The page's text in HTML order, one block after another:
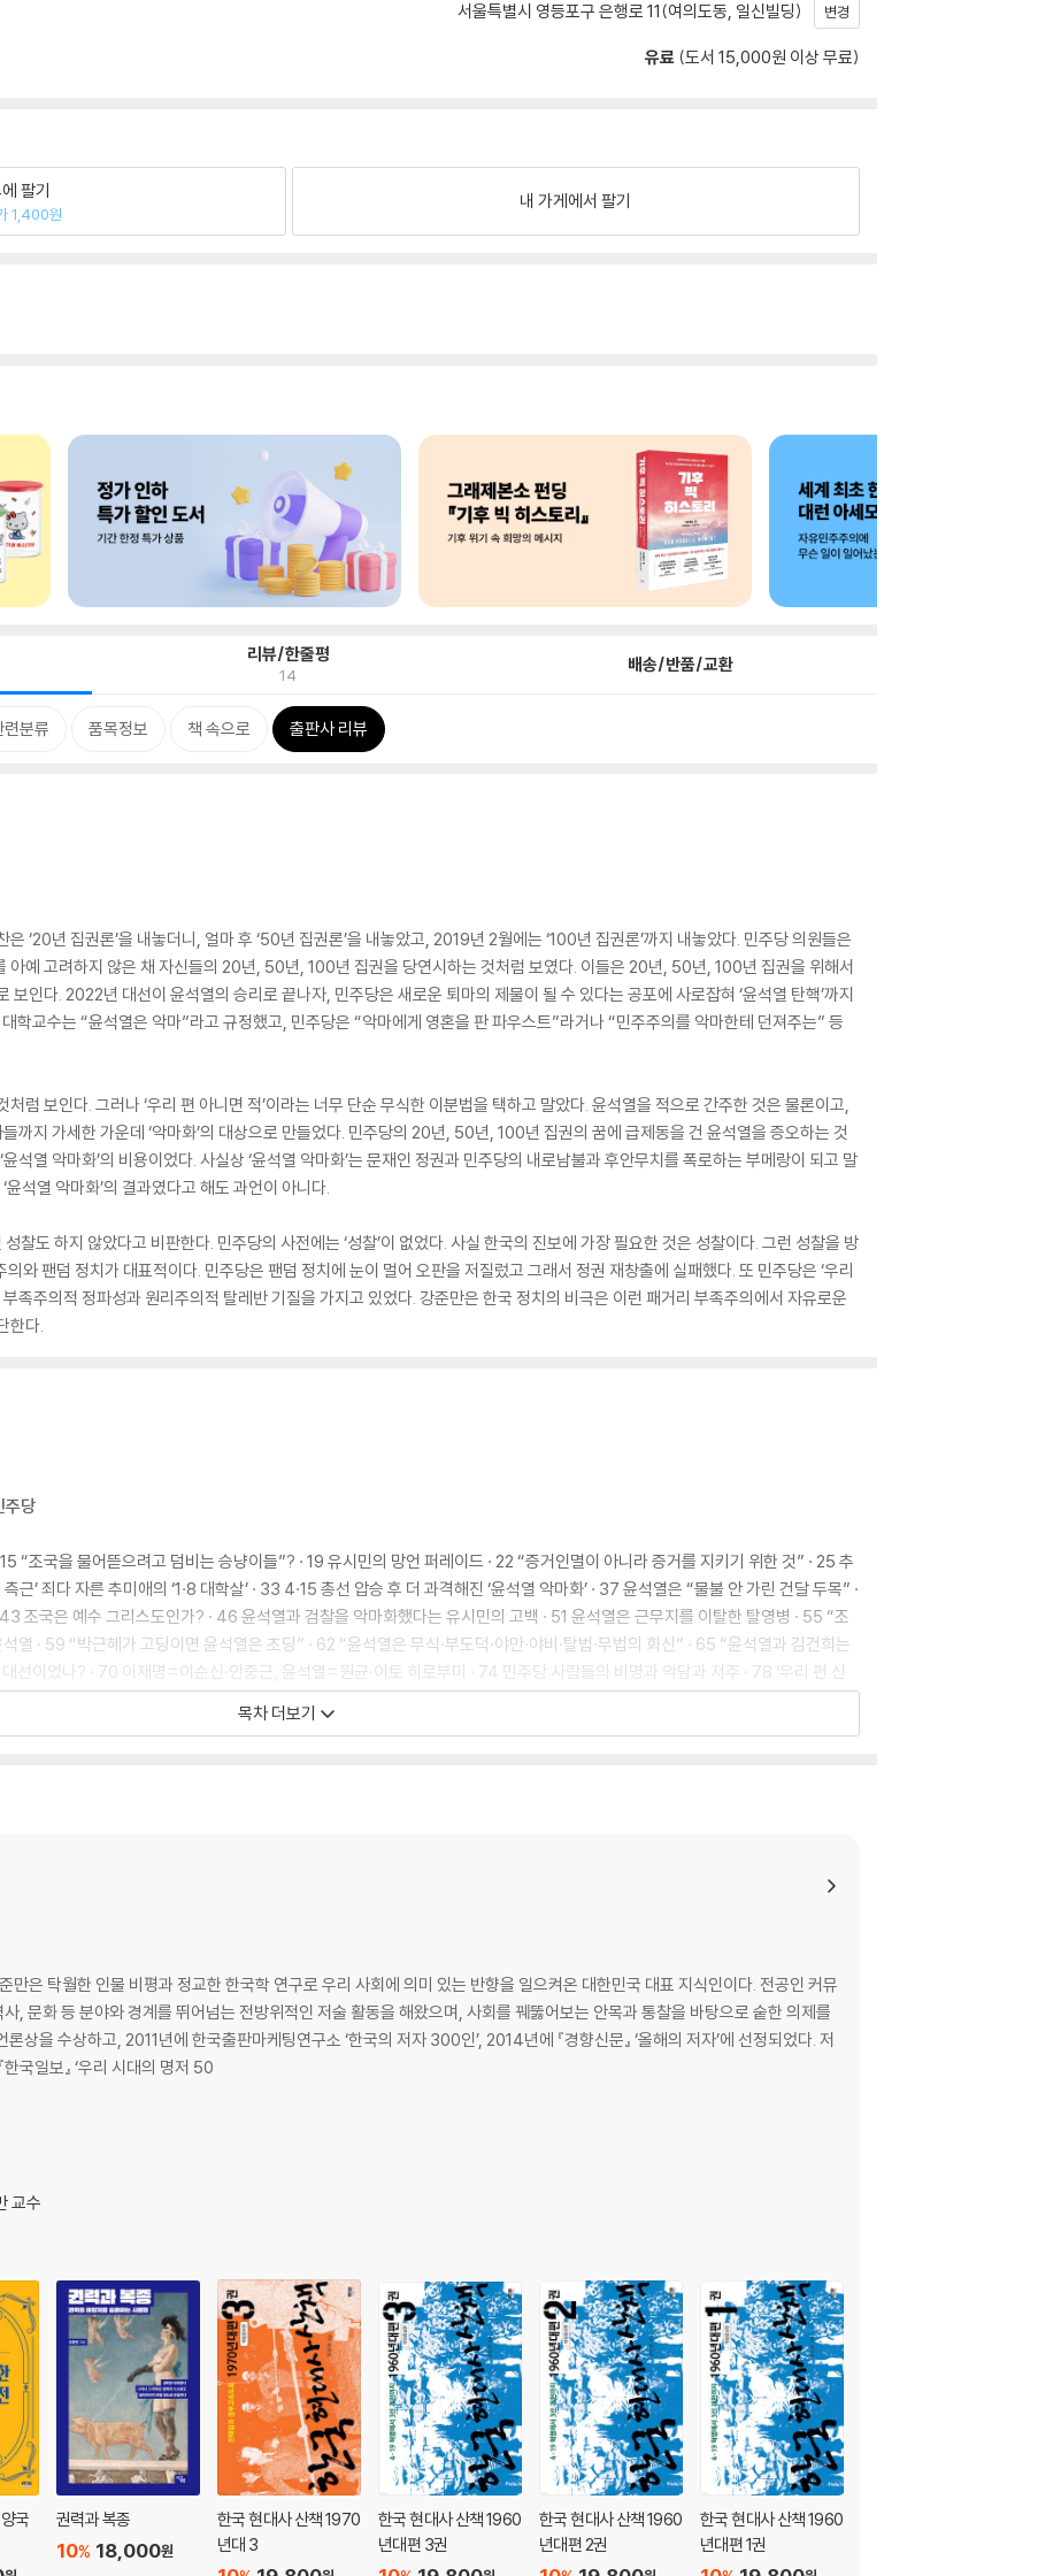
서울특별시 영등포구 은행로 11(여의도동, 일신빌딩) 변경
유료 (도서 15,000원 이상 무료)
팔기
1,400원
내 가게에서 팔기
리뷰/한줄평
14 배송/반품/교환
련분류 품목정보 책 속으로 출판사 리뷰
‘20년 집권론’을 내놓더니, 얼마 후 ‘50년 집권론’을 내놓았고, 2019년 2월에는 ‘100년 집권론’까지 내놓았다. 민주당 의원들은
아예 고려하지 않은 채 자신들의 20년, 50년, 100년 집권을 당연시하는 것처럼 보였다. 이들은 20년, 50년, 100년 집권을 위해서
보인다. 2022년 대선이 윤석열의 승리로 끝나자, 민주당은 새로운 퇴마의 제물이 될 수 있다는 공포에 사로잡혀 ‘윤석열 탄핵’까지
학교수는 “윤석열은 악마”라고 규정했고, 민주당은 “악마에게 영혼을 판 파우스트”라거나 “민주주의를 악마한테 던져주는” 등
처럼 보인다. 그러나 ‘우리 편 아니면 적’이라는 너무 단순 무식한 이분법을 택하고 말았다. 윤석열을 적으로 간주한 것은 물론이고,
까지 가세한 가운데 ‘악마화’의 대상으로 만들었다. 민주당의 20년, 50년, 100년 집권의 꿈에 급제동을 건 윤석열을 증오하는 것
석열 악마화’의 비용이었다. 사실상 ‘윤석열 악마화’는 문재인 정권과 민주당의 내로남불과 후안무치를 폭로하는 부메랑이 되고 말
석열 악마화’의 결과였다고 해도 과언이 아니다.
성찰도 하지 않았다고 비판한다. 민주당의 사전에는 ‘성찰’이 없었다. 사실 한국의 진보에 가장 필요한 것은 성찰이다. 그런 성찰을 방
와 팬덤 정치가 대표적이다. 민주당은 팬덤 정치에 눈이 멀어 오판을 저질렀고 그래서 정권 재창출에 실패했다. 또 민주당은 ‘우리
족주의적 정파성과 원리주의적 탈레반 기질을 가지고 있었다. 강준만은 한국 정치의 비극은 이런 패거리 부족주의에서 자유로운
한다.
주당
15 “조국을 물어뜯으려고 덤비는 승냥이들”? · 19 유시민의 망언 퍼레이드 · 22 “증거인멸이 아니라 증거를 지키기 위한 것” · 25 추
근’ 죄다 자른 추미애의 ‘1·8 대학살’ · 33 4·15 총선 압승 후 더 과격해진 ‘윤석열 악마화’ · 37 윤석열은 “물불 안 가린 건달 두목” ·
조국은 예수 그리스도인가? · 46 윤석열과 검찰을 악마화했다는 유시민의 고백 · 51 윤석열은 근무지를 이탈한 탈영병 · 55 “조
석열 · 59 “박근혜가 고딩이면 윤석열은 초딩” · 62 “윤석열은 무식·부도덕·야만·야비·탈법·무법의 화신” · 65 “윤석열과 김건희는
선이었나? · 70 이재명=이순신·안중근, 윤석열=원균·이토 히로부미 · 74 민주당 사람들의 비명과 악담과 저주 · 78 ‘우리 편 신
력이 흐려진다 · 85
금태섭을 김남국으로 대체한 팬덤 정치 · 94 이게 정녕 젊은 30대 의원이 할 말인가? · 97 조폭처럼 맹목적 충성을 하는 게 문제
경 172분, 김건희 17분”이었나? · 125 ‘알박기 인사’ 논란, 지겹지도 않나? · 130 ‘화염병 시대’에 갇힌 사람들 · 135 민주주의 갉아
고 싶다 · 146 ‘도덕적 우월감’의 저주, 민주당 성폭력 · 151 민주당의 ‘룰 전쟁’, 1년 전을 생각하라 · 155 ‘조중동 프레임’? 이제 제발
다르다 · 164 ‘6월 항쟁의 주역’ 우상호 의원님께 · 169 문재인의 신매카시즘 · 174
의힘 코미디’의 본질 · 204 가난한 유권자는 언론과 그루밍의 피해자였나? · 209 회계사 김경율의 ‘부족주의’에 대한 투쟁 · 215 분노
라시 저널리즘’ · 227 왜 졌는지도 모르는 사람들 · 230
목차 더보기
만은 탁월한 인물 비평과 정교한 한국학 연구로 우리 사회에 의미 있는 반향을 일으켜온 대한민국 대표 지식인이다. 전공인 커뮤
, 문화 등 분야와 경계를 뛰어넘는 전방위적인 저술 활동을 해왔으며, 사회를 꿰뚫어보는 안목과 통찰을 바탕으로 숱한 의제를
을 수상하고, 2011년에 한국출판마케팅연구소 ‘한국의 저자 300인’, 2014년에 『경향신문』 ‘올해의 저자’에 선정되었다. 저
국일보』 ‘우리 시대의 명저 50
교수
국
권력과 복종
18,000원
10%
한국 현대사 산책 1970
년대 3
한국 현대사 산책 1960
년대편 3권
한국 현대사 산책 1960
년대편 2권
한국 현대사 산책 1960
년대편 1권